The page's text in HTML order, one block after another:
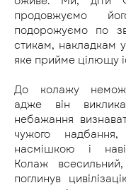
продовжуємо
подорожуємо по
стикам, накладкам
яке прийме цілющу
До колажу
адже він
небажання
чужого
насмішкою і
Колаж
поглинув